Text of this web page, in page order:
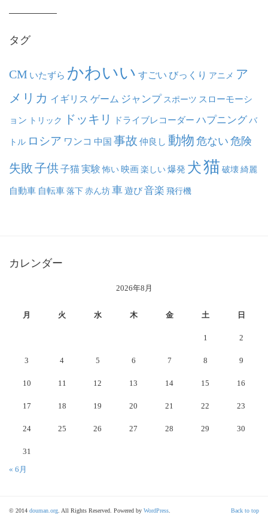
タグ
CM いたずら かわいい すごい びっくり アニメ ア
メリカ イギリス ゲーム ジャンプ スポーツ スローモーシ
ョン トリック ドッキリ ドライブレコーダー ハプニング バ
トル ロシア ワンコ 中国 事故 仲良し 動物 危ない 危険
失敗子供子猫実験 怖い映画楽しい爆発 犬猫 破壊綺麗
自動車 自転車落下赤ん坊車遊び音楽 飛行機
カレンダー
2026年8月
月 火 水 木 金 土 日
1 2
3 4 5 6 7 8 9
10 11 12 13 14 15 16
17 18 19 20 21 22 23
24 25 26 27 28 29 30
31
« 6月
© 2014 douman.org. All Rights Reserved. Powered by WordPress. Back to top